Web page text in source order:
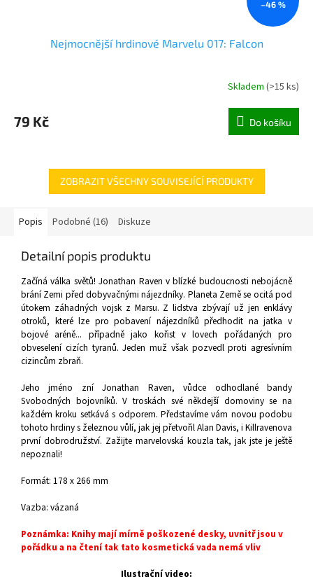
–46 %
Nejmocnější hrdinové Marvelu 017: Falcon
Skladem (>15 ks)
79 Kč Do košíku
ZOBRAZIT VŠECHNY SOUVISEJÍCÍ PRODUKTY
Popis Podobné (16) Diskuze
Detailní popis produktu
Začíná válka světů! Jonathan Raven v blízké budoucnosti nebojácně
brání Zemi před dobyvačnými nájezdníky. Planeta Země se ocitá pod
útokem záhadných vojsk z Marsu. Z lidstva zbývají už jen enklávy
otroků, které lze pro pobavení nájezdníků předhodit na jatka v
bojové aréně... případně jako kořist v lovech pořádaných pro
obveselení cizích tyranů. Jeden muž však pozvedl proti agresívním
cizincům zbraň.
Jeho jméno zní Jonathan Raven, vůdce odhodlané bandy
Svobodných bojovníků. V troskách své někdejší domoviny se na
každém kroku setkává s odporem. Představíme vám novou podobu
tohoto hrdiny s železnou vůlí, jak jej přetvořil Alan Davis, i Killravenova
první dobrodružství. Zažijte marvelovská kouzla tak, jak jste je ještě
nepoznali!
Formát: 178 x 266 mm
Vazba: vázaná
Poznámka: Knihy mají mírně poškozené desky, uvnitř jsou v
pořádku a na čtení tak tato kosmetická vada nemá vliv
Ilustrační video: